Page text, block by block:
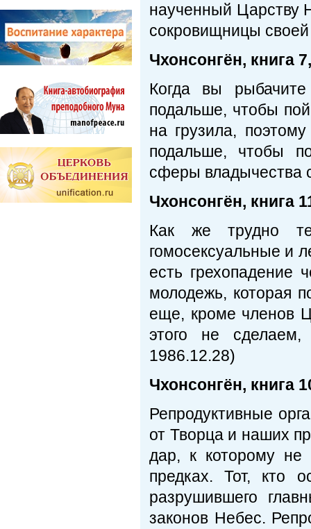
наученный Царству
сокровищницы
Чхонсонгён, книга
Когда вы рыбачите
подальше, чтобы
на грузила,
подальше, чтобы
сферы владычества
Чхонсонгён, книга
Как же трудно
гомосексуальные и
есть грехопадение
молодежь, которая
еще, кроме членов
этого не
1986.12.28)
Чхонсонгён, книга
Репродуктивные
от Творца и наших
дар, к которому не
предках. Тот, кто
разрушившего
законов Небес.